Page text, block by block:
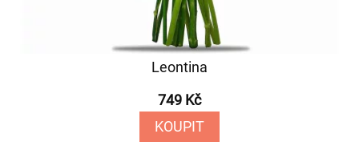
Leontina
749 Kč
KOUPIT